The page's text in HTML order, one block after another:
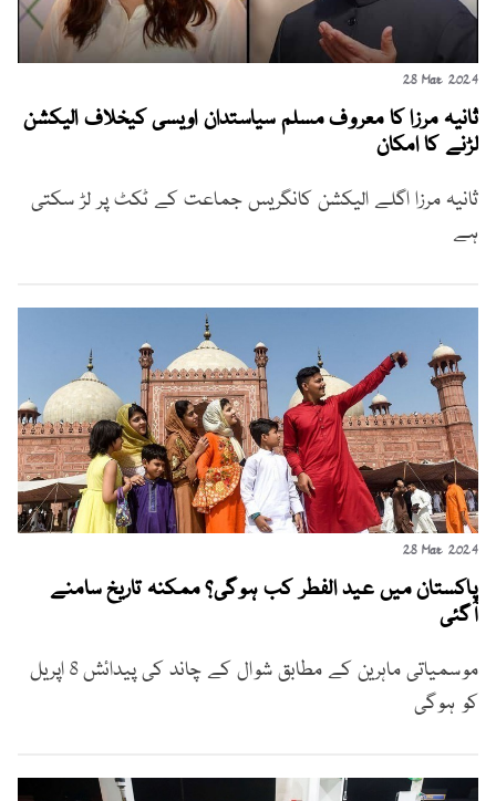
28 Mar 2024
ثانیہ مرزا کا معروف مسلم سیاستدان اویسی کیخلاف الیکشن
لڑنے کا امکان
ثانیہ مرزا اگلے الیکشن کانگریس جماعت کے ٹکٹ پر لڑ سکتی
ہے
28 Mar 2024
پاکستان میں عید الفطر کب ہوگی؟ ممکنہ تاریخ سامنے
آگئی
موسمیاتی ماہرین کے مطابق شوال کے چاند کی پیدائش 8 اپریل
کو ہوگی